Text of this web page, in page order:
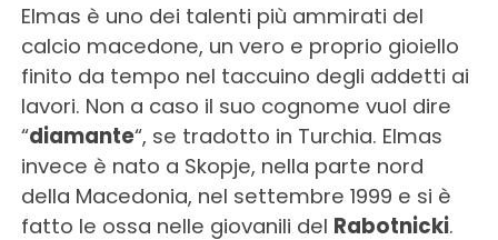
Elmas è uno dei talenti più ammirati del
calcio macedone, un vero e proprio gioiello
finito da tempo nel taccuino degli addetti ai
lavori. Non a caso il suo cognome vuol dire
“diamante“, se tradotto in Turchia. Elmas
invece è nato a Skopje, nella parte nord
della Macedonia, nel settembre 1999 e si è
fatto le ossa nelle giovanili del Rabotnicki.